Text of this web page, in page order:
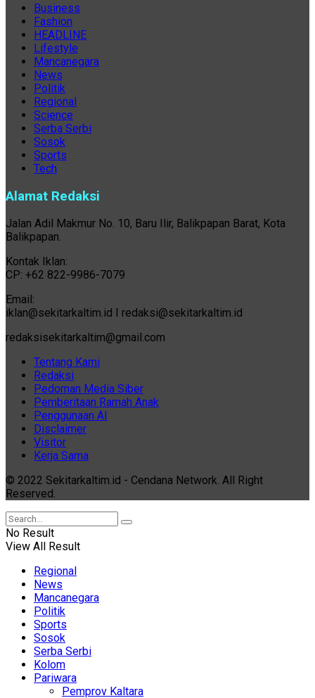
Business
Fashion
HEADLINE
Lifestyle
Mancanegara
News
Politik
Regional
Science
Serba Serbi
Sosok
Sports
Tech
Alamat Redaksi
Jalan Adil Makmur No. 10, Baru Ilir, Balikpapan Barat, Kota
Balikpapan.
Kontak Iklan:
CP: +62 822-9986-7079
Email:
iklan@sekitarkaltim.id I redaksi@sekitarkaltim.id
redaksisekitarkaltim@gmail.com
Tentang Kami
Redaksi
Pedoman Media Siber
Pemberitaan Ramah Anak
Penggunaan AI
Disclaimer
Visitor
Kerja Sama
© 2022 Sekitarkaltim.id - Cendana Network. All Right
Reserved.
No Result
View All Result
Regional
News
Mancanegara
Politik
Sports
Sosok
Serba Serbi
Kolom
Pariwara
Pemprov Kaltara